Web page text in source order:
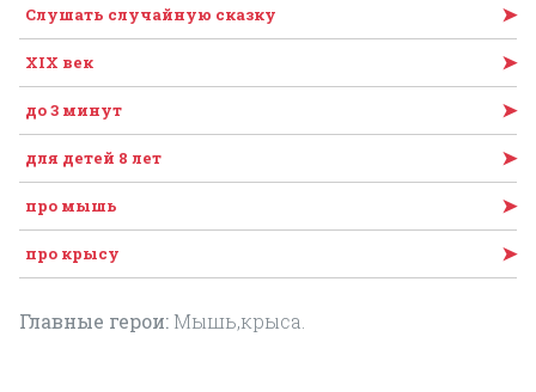
Слушать случайную сказку ➤
XIX век ➤
до 3 минут ➤
для детей 8 лет ➤
про мышь ➤
про крысу ➤
Главные герои:Мышь,крыса.